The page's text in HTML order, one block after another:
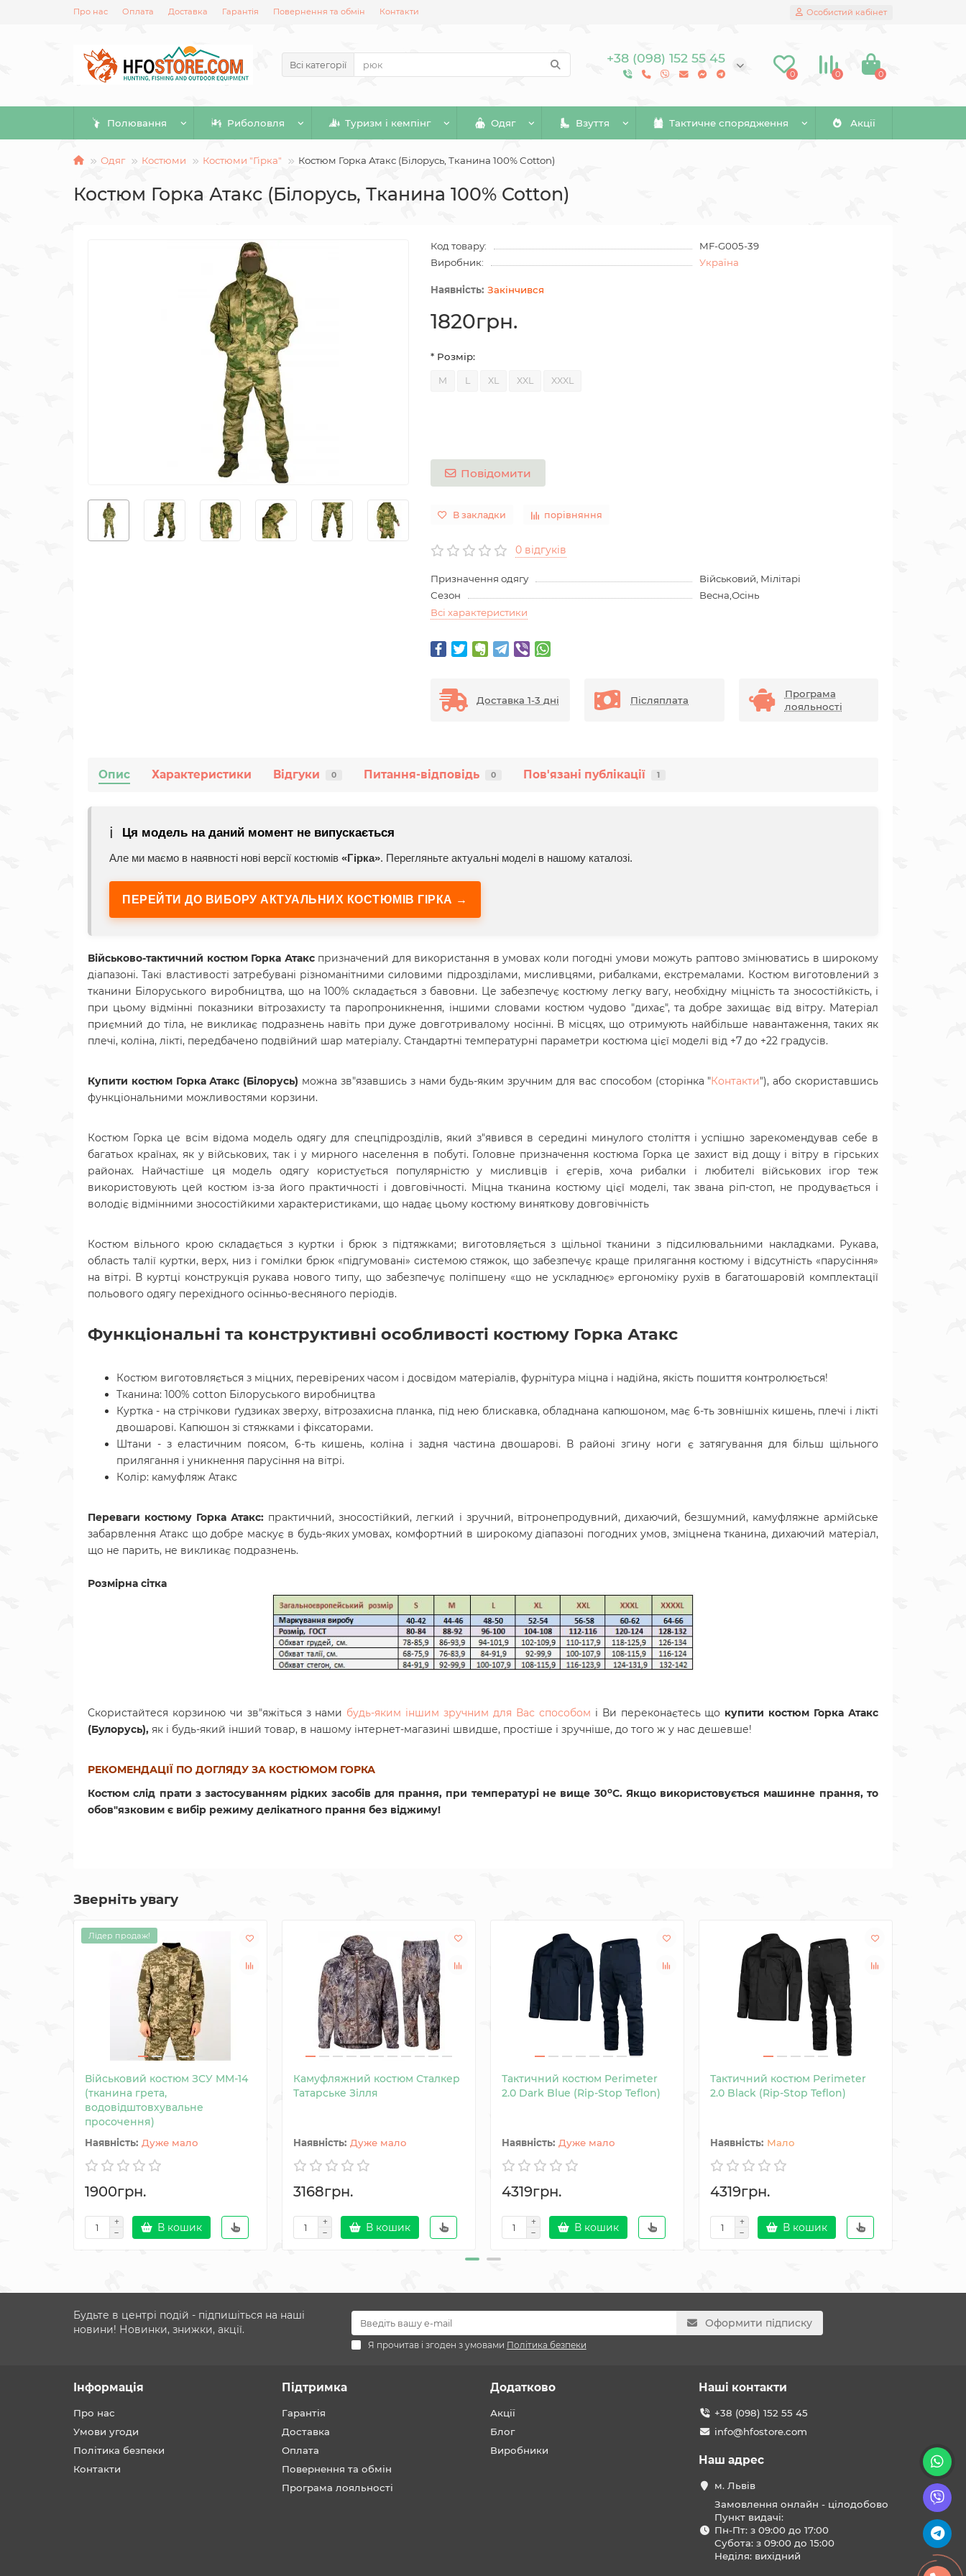
Про нас Оплата Доставка Гарантія Повернення та обмін Контакти Особистий кабінет
Всі категорії +38 (098) 152 55 45
0 0 0
Полювання Риболовля Туризм і кемпінг Одяг Взуття Тактичне спорядження Акції
Одяг Костюми Костюми "Гірка" Костюм Горка Атакс (Білорусь, Тканина 100% Cotton)
Костюм Горка Атакс (Білорусь, Тканина 100% Cotton)
Код товару:
MF-G005-39
Виробник:
Україна
Закінчився
1820грн.
* Розмір:
M L XL XXL XXXL
Повідомити
В закладки порівняння
0 відгуків
Призначення одягу
Військовий, Мілітарі
Сезон
Весна,Осінь
Всі характеристики
Доставка 1-3 дні Післяплата
Програма
лояльності
Опис Характеристики Відгуки 0 Питання-відповідь 0 Пов'язані публікації 1
ℹ️ Ця модель на даний момент не випускається
Але ми маємо в наявності нові версії костюмів «Гірка». Перегляньте актуальні моделі в нашому каталозі.
ПЕРЕЙТИ ДО ВИБОРУ АКТУАЛЬНИХ КОСТЮМІВ ГІРКА →
Військово-тактичний костюм Горка Атакс призначений для використання в умовах коли погодні умови можуть раптово змінюватись в широкому
діапазоні. Такі властивості затребувані різноманітними силовими підрозділами, мисливцями, рибалками, екстремалами. Костюм виготовлений з
тканини Білоруського виробництва, що на 100% складається з бавовни. Це забезпечує костюму легку вагу, необхідну міцність та зносостійкість, і
при цьому відмінні показники вітрозахисту та паропроникнення, іншими словами костюм чудово "дихає", та добре захищає від вітру. Матеріал
приємний до тіла, не викликає подразнень навіть при дуже довготривалому носінні. В місцях, що отримують найбільше навантаження, таких як
плечі, коліна, лікті, передбачено подвійний шар матеріалу. Стандартні температурні параметри костюма цієї моделі від +7 до +22 градусів.
Купити костюм Горка Атакс (Білорусь) можна зв"язавшись з нами будь-яким зручним для вас способом (сторінка "Контакти"), або скориставшись
функціональними можливостями корзини.
Костюм Горка це всім відома модель одягу для спецпідрозділів, який з"явився в середині минулого століття і успішно зарекомендував себе в
багатьох країнах, як у військових, так і у мирного населення в побуті. Головне призначення костюма Горка це захист від дощу і вітру в гірських
районах. Найчастіше ця модель одягу користується популярністю у мисливців і єгерів, хоча рибалки і любителі військових ігор теж
використовують цей костюм із-за його практичності і довговічності. Міцна тканина костюму цієї моделі, так звана ріп-стоп, не продувається і
володіє відмінними зносостійкими характеристиками, що надає цьому костюму виняткову довговічність
Костюм вільного крою складається з куртки і брюк з підтяжками; виготовляється з щільної тканини з підсилювальними накладками. Рукава,
область талії куртки, верх, низ і гомілки брюк «підгумовані» системою стяжок, що забезпечує краще прилягання костюму і відсутність «парусіння»
на вітрі. В куртці конструкція рукава нового типу, що забезпечує поліпшену «що не ускладнює» ергономіку рухів в багатошаровій комплектації
польового одягу перехідного осінньо-весняного періодів.
Функціональні та конструктивні особливості костюму Горка Атакс
Костюм виготовляється з міцних, перевірених часом і досвідом матеріалів, фурнітура міцна і надійна, якість пошиття контролюється!
Тканина: 100% cotton Білоруського виробництва
Куртка - на стрічкови ґудзиках зверху, вітрозахисна планка, під нею блискавка, обладнана капюшоном, має 6-ть зовнішніх кишень, плечі і лікті
двошарові. Капюшон зі стяжками і фіксаторами.
Штани - з еластичним поясом, 6-ть кишень, коліна і задня частина двошарові. В районі згину ноги є затягування для більш щільного
прилягання і уникнення парусіння на вітрі.
Колір: камуфляж Атакс
Переваги костюму Горка Атакс: практичний, зносостійкий, легкий і зручний, вітронепродувний, дихаючий, безшумний, камуфляжне армійське
забарвлення Атакс що добре маскує в будь-яких умовах, комфортний в широкому діапазоні погодних умов, зміцнена тканина, дихаючий матеріал,
що не парить, не викликає подразнень.
Розмірна сітка
Скористайтеся корзиною чи зв"яжіться з нами будь-яким іншим зручним для Вас способом і Ви переконаєтесь що купити костюм Горка Атакс
(Булорусь), як і будь-який інший товар, в нашому інтернет-магазині швидше, простіше і зручніше, до того ж у нас дешевше!
РЕКОМЕНДАЦІЇ ПО ДОГЛЯДУ ЗА КОСТЮМОМ ГОРКА
Костюм слід прати з застосуванням рідких засобів для прання, при температурі не вище 30oC. Якщо використовується машинне прання, то
обов"язковим є вибір режиму делікатного прання без віджиму!
Зверніть увагу
Лідер продаж!
Військовий костюм ЗСУ MM-14
(тканина грета,
водовідштовхувальне
просочення)
Дуже мало
1900грн.
В кошик
Камуфляжний костюм Сталкер
Татарське Зілля
Дуже мало
3168грн.
В кошик
Тактичний костюм Perimeter
2.0 Dark Blue (Rip-Stop Teflon)
Дуже мало
4319грн.
В кошик
Тактичний костюм Perimeter
2.0 Black (Rip-Stop Teflon)
Мало
4319грн.
В кошик
Будьте в центрі подій - підпишіться на наші
новини! Новинки, знижки, акції.
Оформити підписку
Я прочитав і згоден з умовами Політика безпеки
Інформація
Про нас
Умови угоди
Політика безпеки
Контакти
Підтримка
Гарантія
Доставка
Оплата
Повернення та обмін
Програма лояльності
Додатково
Акції
Блог
Виробники
Наші контакти
+38 (098) 152 55 45
info@hfostore.com
Наш адрес
м. Львів
Замовлення онлайн - цілодобово
Пункт видачі:
Пн-Пт: з 09:00 до 17:00
Субота: з 09:00 до 15:00
Неділя: вихідний